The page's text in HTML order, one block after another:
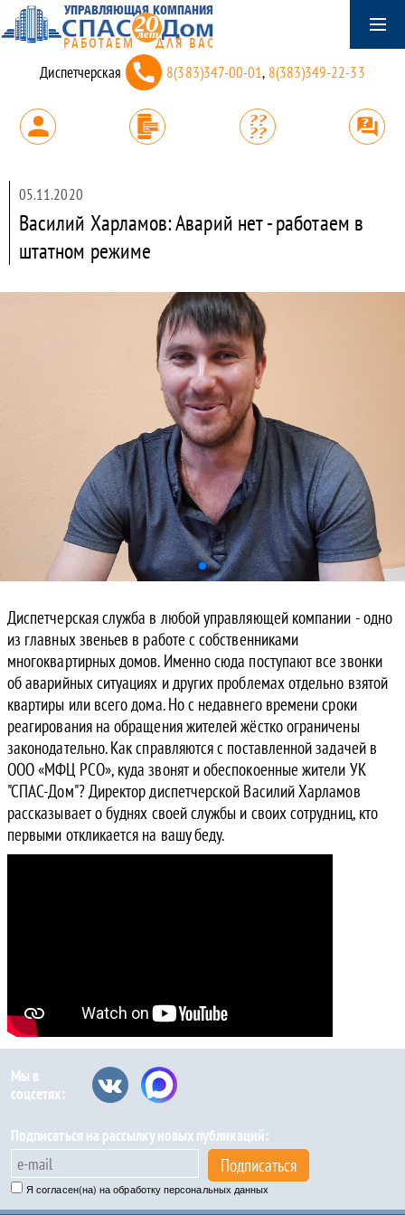
Диспетчерская 8(383)347-00-01, 8(383)349-22-33
05.11.2020
Василий Харламов: Аварий нет - работаем в
штатном режиме
Диспетчерская служба в любой управляющей компании - одно
из главных звеньев в работе с собственниками
многоквартирных домов. Именно сюда поступают все звонки
об аварийных ситуациях и других проблемах отдельно взятой
квартиры или всего дома. Но с недавнего времени сроки
реагирования на обращения жителей жёстко ограничены
законодательно. Как справляются с поставленной задачей в
ООО «МФЦ РСО», куда звонят и обеспокоенные жители УК
"СПАС-Дом"? Директор диспетчерской Василий Харламов
рассказывает о буднях своей службы и своих сотрудниц, кто
первыми откликается на вашу беду.
Мы в
соцсетях:
Подписаться на рассылку новых публикаций:
Подписаться
Я согласен(на) на обработку персональных данных